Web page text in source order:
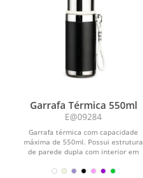
Garrafa Térmica 550ml
E@09284
Garrafa térmica com capacidade
máxima de 550ml. Possui estrutura
de parede dupla com interior em